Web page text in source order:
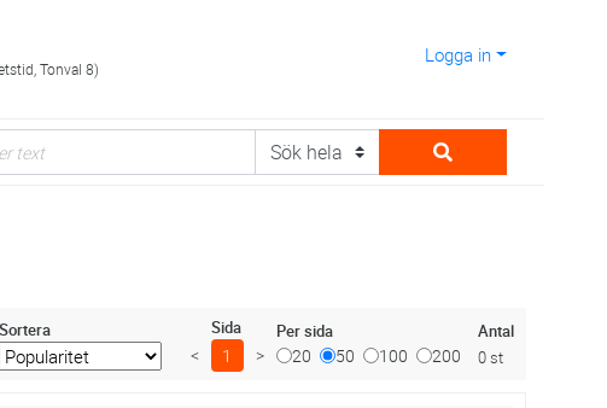
Tonval 8)
Logga in
Sortera Sida
< 1 >
Per sida
20 50 100 200
Antal
0 st